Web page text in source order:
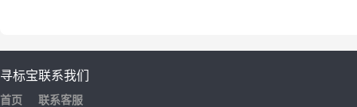
寻标宝
首页
联系我们
联系客服